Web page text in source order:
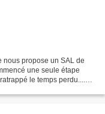
nous propose un SAL de
une seule étape
le temps perdu....